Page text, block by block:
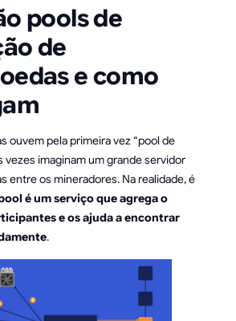
pools de
de
e como
ouvem pela primeira vez “pool de
vezes imaginam um grande servidor
entre os mineradores. Na realidade, é
é um serviço que agrega o
e os ajuda a encontrar
.